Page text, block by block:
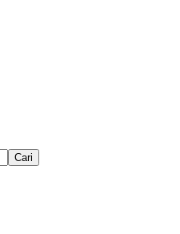
Cari